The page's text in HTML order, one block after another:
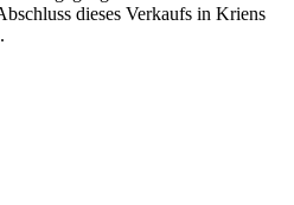
dieses Verkaufs in Kriens